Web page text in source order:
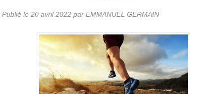
Publié le 20 avril 2022 par EMMANUEL GERMAIN